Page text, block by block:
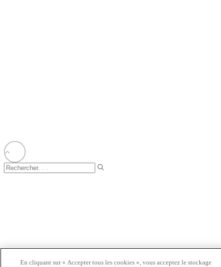
En cliquant sur « Accepter tous les cookies », vous acceptez le stockage